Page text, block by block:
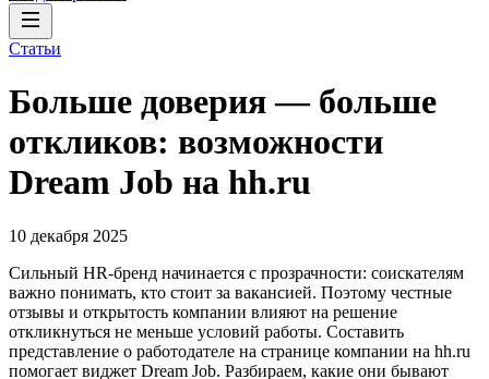
Статьи
Больше доверия — больше
откликов: возможности
Dream Job на hh.ru
10 декабря 2025
Сильный HR-бренд начинается с прозрачности: соискателям
важно понимать, кто стоит за вакансией. Поэтому честные
отзывы и открытость компании влияют на решение
откликнуться не меньше условий работы. Составить
представление о работодателе на странице компании на hh.ru
помогает виджет Dream Job. Разбираем, какие они бывают